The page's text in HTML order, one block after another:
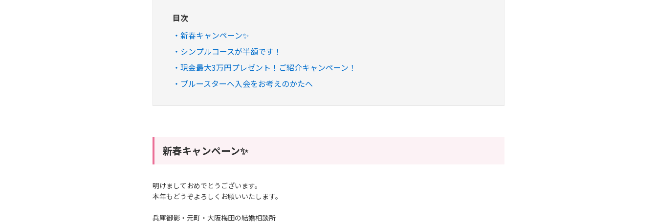
目次
新春キャンペーン✨
シンプルコースが半額です！
現金最大3万円プレゼント！ご紹介キャンペーン！
ブルースターへ入会をお考えのかたへ
新春キャンペーン✨
明けましておめでとうございます。
本年もどうぞよろしくお願いいたします。
兵庫御影・元町・大阪梅田の結婚相談所